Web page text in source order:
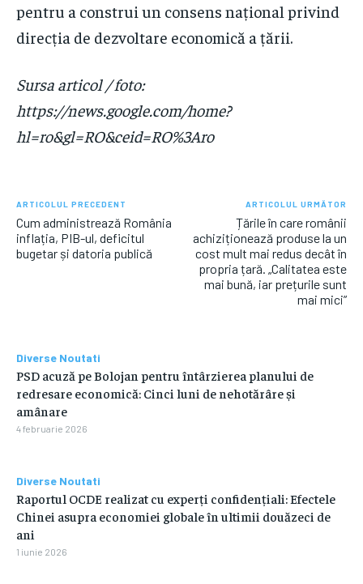
pentru a construi un consens național privind
direcția de dezvoltare economică a țării.
Sursa articol / foto:
https://news.google.com/home?
hl=ro&gl=RO&ceid=RO%3Aro
ARTICOLUL PRECEDENT
Cum administrează România
inflația, PIB-ul, deficitul
bugetar și datoria publică
ARTICOLUL URMĂTOR
Țările în care românii
achiziționează produse la un
cost mult mai redus decât în
propria țară. „Calitatea este
mai bună, iar prețurile sunt
mai mici”
Diverse Noutati
PSD acuză pe Bolojan pentru întârzierea planului de
redresare economică: Cinci luni de nehotărâre și
amânare
4 februarie 2026
Diverse Noutati
Raportul OCDE realizat cu experți confidențiali: Efectele
Chinei asupra economiei globale în ultimii douăzeci de
ani
1 iunie 2026